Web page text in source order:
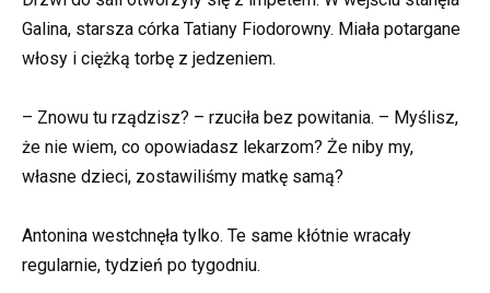
Galina, starsza córka Tatiany Fiodorowny. Miała potargane
włosy i ciężką torbę z jedzeniem.
– Znowu tu rządzisz? – rzuciła bez powitania. – Myślisz,
że nie wiem, co opowiadasz lekarzom? Że niby my,
własne dzieci, zostawiliśmy matkę samą?
Antonina westchnęła tylko. Te same kłótnie wracały
regularnie, tydzień po tygodniu.